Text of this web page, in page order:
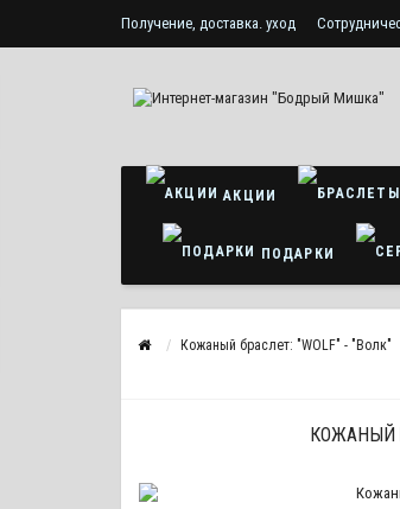
Получение, доставка. уход
АКЦИИ
ПОДАРКИ
Кожаный браслет: "WOLF" - "Волк"
КОЖАНЫЙ